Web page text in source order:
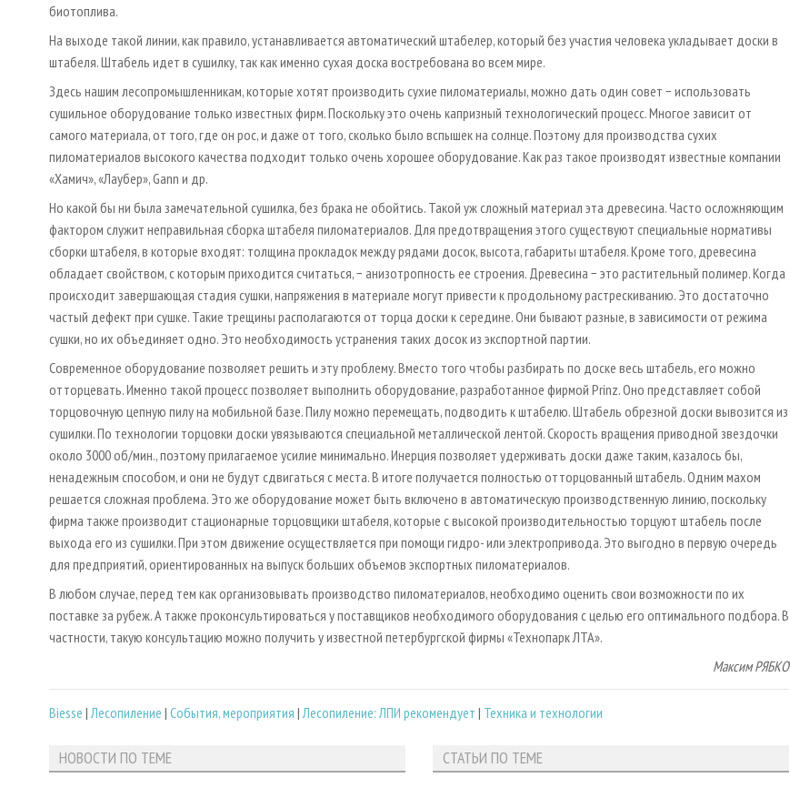
биотоплива.
На выходе такой линии, как правило, устанавливается автоматический штабелер, который без участия человека укладывает доски в
штабеля. Штабель идет в сушилку, так как именно сухая доска востребована во всем мире.
Здесь нашим лесопромышленникам, которые хотят производить сухие пиломатериалы, можно дать один совет − использовать
сушильное оборудование только известных фирм. Поскольку это очень капризный технологический процесс. Многое зависит от
самого материала, от того, где он рос, и даже от того, сколько было вспышек на солнце. Поэтому для производства сухих
пиломатериалов высокого качества подходит только очень хорошее оборудование. Как раз такое производят известные компании
«Хамич», «Лаубер», Gann и др.
Но какой бы ни была замечательной сушилка, без брака не обойтись. Такой уж сложный материал эта древесина. Часто осложняющим
фактором служит неправильная сборка штабеля пиломатериалов. Для предотвращения этого существуют специальные нормативы
сборки штабеля, в которые входят: толщина прокладок между рядами досок, высота, габариты штабеля. Кроме того, древесина
обладает свойством, с которым приходится считаться, − анизотропность ее строения. Древесина − это растительный полимер. Когда
происходит завершающая стадия сушки, напряжения в материале могут привести к продольному растрескиванию. Это достаточно
частый дефект при сушке. Такие трещины располагаются от торца доски к середине. Они бывают разные, в зависимости от режима
сушки, но их объединяет одно. Это необходимость устранения таких досок из экспортной партии.
Современное оборудование позволяет решить и эту проблему. Вместо того чтобы разбирать по доске весь штабель, его можно
отторцевать. Именно такой процесс позволяет выполнить оборудование, разработанное фирмой Prinz. Оно представляет собой
торцовочную цепную пилу на мобильной базе. Пилу можно перемещать, подводить к штабелю. Штабель обрезной доски вывозится из
сушилки. По технологии торцовки доски увязываются специальной металлической лентой. Скорость вращения приводной звездочки
около 3000 об/мин., поэтому прилагаемое усилие минимально. Инерция позволяет удерживать доски даже таким, казалось бы,
ненадежным способом, и они не будут сдвигаться с места. В итоге получается полностью отторцованный штабель. Одним махом
решается сложная проблема. Это же оборудование может быть включено в автоматическую производственную линию, поскольку
фирма также производит стационарные торцовщики штабеля, которые с высокой производительностью торцуют штабель после
выхода его из сушилки. При этом движение осуществляется при помощи гидро- или электропривода. Это выгодно в первую очередь
для предприятий, ориентированных на выпуск больших объемов экспортных пиломатериалов.
В любом случае, перед тем как организовывать производство пиломатериалов, необходимо оценить свои возможности по их
поставке за рубеж. А также проконсультироваться у поставщиков необходимого оборудования с целью его оптимального подбора. В
частности, такую консультацию можно получить у известной петербургской фирмы «Технопарк ЛТА».
Максим РЯБКО
Biesse | Лесопиление | События, мероприятия | Лесопиление: ЛПИ рекомендует | Техника и технологии
НОВОСТИ ПО ТЕМЕ СТАТЬИ ПО ТЕМЕ